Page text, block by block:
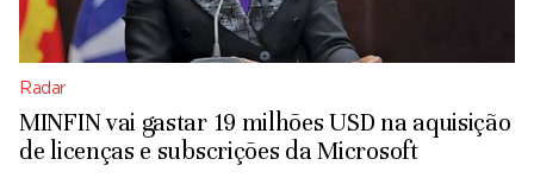
Radar
MINFIN vai gastar 19 milhões USD na aquisição
de licenças e subscrições da Microsoft